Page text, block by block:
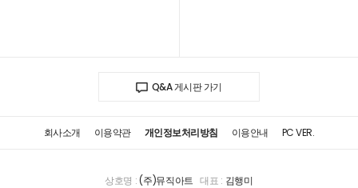
Q&A 게시판 가기
회사소개 이용약관 개인정보처리방침 이용안내 PC VER.
상호명 :(주)뮤직아트 대표 : 김행미